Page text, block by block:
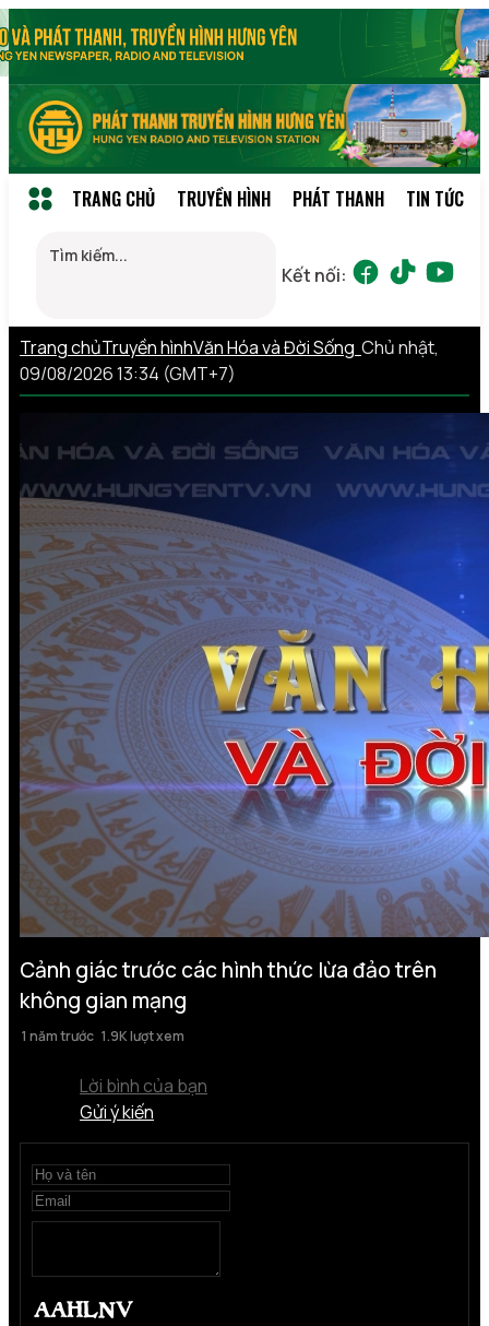
TRANG CHỦ TRUYỀN HÌNH PHÁT THANH TIN TỨC
Kết nối:
Trang chủTruyền hìnhVăn Hóa và Đời Sống Chủ nhật,
09/08/2026 13:34 (GMT+7)
Cảnh giác trước các hình thức lừa đảo trên
không gian mạng
1 năm trước 1.9K lượt xem
Lời bình của bạn
Gửi ý kiến